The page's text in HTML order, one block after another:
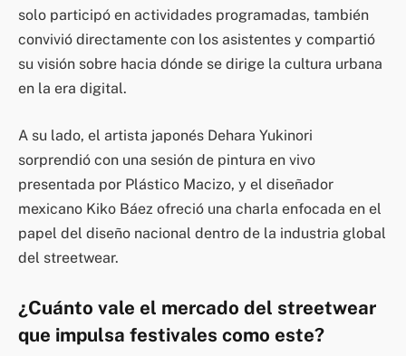
solo participó en actividades programadas, también
convivió directamente con los asistentes y compartió
su visión sobre hacia dónde se dirige la cultura urbana
en la era digital.
A su lado, el artista japonés Dehara Yukinori
sorprendió con una sesión de pintura en vivo
presentada por Plástico Macizo, y el diseñador
mexicano Kiko Báez ofreció una charla enfocada en el
papel del diseño nacional dentro de la industria global
del streetwear.
¿Cuánto vale el mercado del streetwear
que impulsa festivales como este?